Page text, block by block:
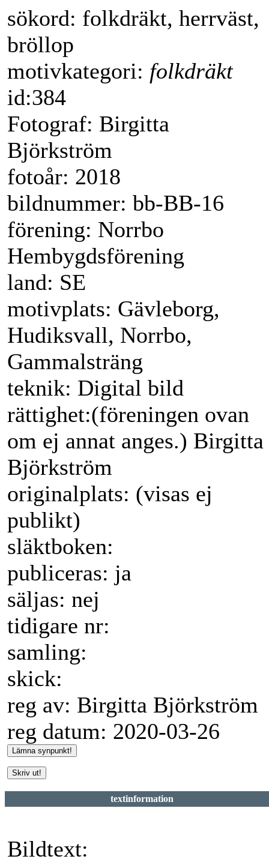
sökord: folkdräkt, herrväst,
bröllop
motivkategori: folkdräkt
id:384
Fotograf: Birgitta
Björkström
fotoår: 2018
bildnummer: bb-BB-16
förening: Norrbo
Hembygdsförening
land: SE
motivplats: Gävleborg,
Hudiksvall, Norrbo,
Gammalsträng
teknik: Digital bild
rättighet:(föreningen ovan
om ej annat anges.) Birgitta
Björkström
originalplats: (visas ej
publikt)
släktboken:
publiceras: ja
säljas: nej
tidigare nr:
samling:
skick:
reg av: Birgitta Björkström
reg datum: 2020-03-26
textinformation
Bildtext: